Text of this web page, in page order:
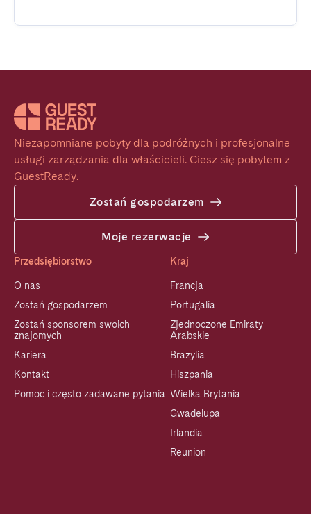
Niezapomniane pobyty dla podróżnych i profesjonalne
usługi zarządzania dla właścicieli. Ciesz się pobytem z
GuestReady.
Zostań gospodarzem
Moje rezerwacje
Przedsiębiorstwo
O nas
Zostań gospodarzem
Zostań sponsorem swoich
znajomych
Kariera
Kontakt
Pomoc i często zadawane pytania
Kraj
Francja
Portugalia
Zjednoczone Emiraty
Arabskie
Brazylia
Hiszpania
Wielka Brytania
Gwadelupa
Irlandia
Reunion